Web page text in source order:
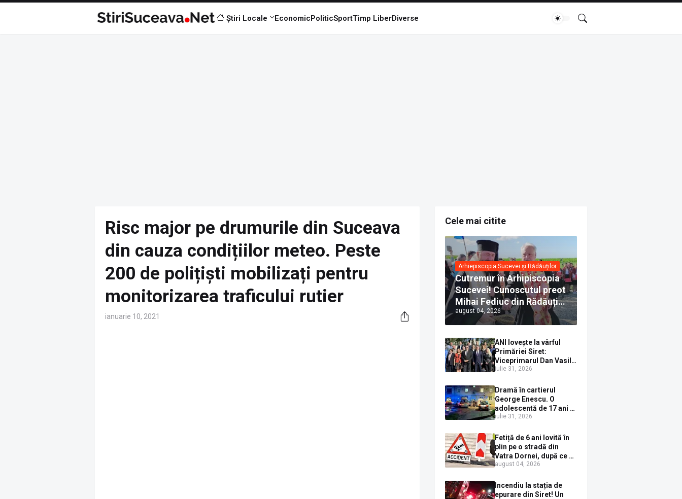
Știri Locale EconomicPoliticSportTimp LiberDiverse
Risc major pe drumurile din Suceava
din cauza condițiilor meteo. Peste
200 de polițiști mobilizați pentru
monitorizarea traficului rutier
ianuarie 10, 2021
Cele mai citite
Arhiepiscopia Sucevei și Rădăuților
Cutremur în Arhipiscopia
Sucevei! Cunoscutul preot
Mihai Fediuc din Rădăuți a
trecut la Biserica Creștină
Ortodoxă Valahă. ÎPS
Calinic anunță că îi
pregătește judecata
canonică
august 04, 2026
ANI lovește la vârful
Primăriei Siret:
Viceprimarul Dan Vasile
Sauciuc, declarat
cumul de funcții
iulie 31, 2026
Dramă în cartierul
George Enescu. O
adolescentă de 17 ani s-
a aruncat de la etajul 4
părinții, pe fondul
consumului de alcool în
exces la o petrecere
iulie 31, 2026
Fetiță de 6 ani lovită în
plin pe o stradă din
Vatra Dornei, după ce a
ieșit în fața mașinii prin
august 04, 2026
Incendiu la stația de
epurare din Siret! Un